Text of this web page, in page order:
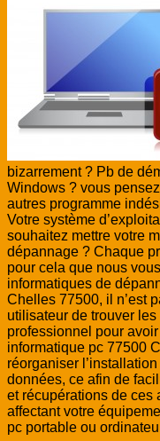
bizarrement ? Pb de
Windows ? vous
autres programme
Votre système
souhaitez mettre votre
dépannage ? Chaque
pour cela que nous
informatiques de
Chelles 77500, il n’est
utilisateur de trouver
professionnel pour
informatique pc 77500
réorganiser
données, ce afin de
et récupérations de ces
affectant votre
pc portable ou